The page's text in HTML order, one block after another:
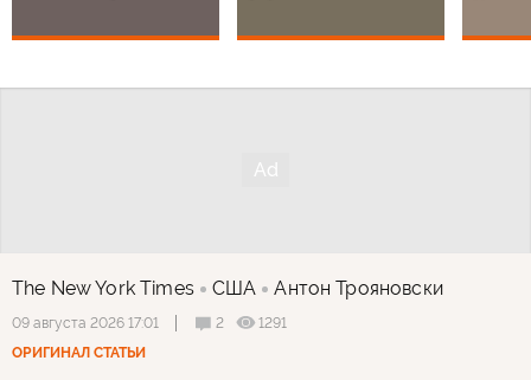
The New York Times США Антон Трояновски
09 августа 2026 17:01 2
1291
ОРИГИНАЛ СТАТЬИ